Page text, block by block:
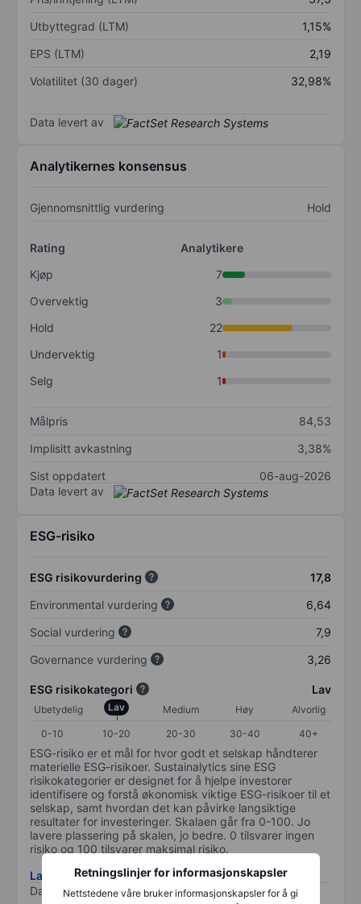
Retningslinjer for informasjonskapsler
Nettstedene våre bruker informasjonskapsler for å gi
Utbyttegrad (LTM)
1,15%
EPS (LTM)
2,19
Volatilitet (30 dager)
32,98%
Data levert av
Analytikernes konsensus
Gjennomsnittlig vurdering Hold
Rating
Analytikere
Kjøp
7
Overvektig
3
Hold
22
Undervektig
1
Selg
1
Målpris
84,53
Implisitt avkastning
3,38%
Sist oppdatert
06-aug-2026
Data levert av
ESG-risiko
ESG risikovurdering
17,8
Environmental vurdering
6,64
Social vurdering
7,9
Governance vurdering
3,26
ESG risikokategori Lav
Ubetydelig Lav Medium Høy
Alvorlig
0-10
10-20 20-30 30-40 40+
ESG-risiko er et mål for hvor godt et selskap håndterer
materielle ESG-risikoer. Sustainalytics sine ESG
risikokategorier er designet for å hjelpe investorer
identifisere og forstå økonomisk viktige ESG-risikoer til et
selskap, samt hvordan det kan påvirke langsiktige
resultater for investeringer. Skalaen går fra 0-100. Jo
lavere plassering på skalen, jo bedre. 0 tilsvarer ingen
risiko og 100 tilsvarer maksimal risiko.
Last ned metodikk for ESG-risiko
Data levert av
/